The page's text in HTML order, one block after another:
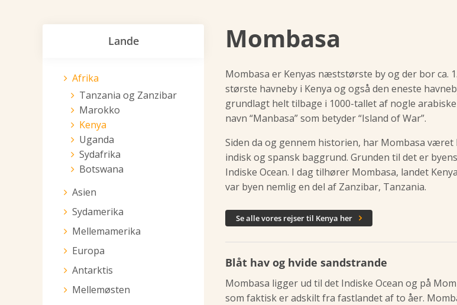
Mombasa
Mombasa er Kenyas næststørste by og der bor ca.
største havneby i Kenya og også den eneste
grundlagt helt tilbage i 1000-tallet af nogle
navn “Manbasa” som betyder “Island of War”.
Siden da og gennem historien, har Mombasa
indisk og spansk baggrund. Grunden til det er
Indiske Ocean. I dag tilhører Mombasa, landet
var byen nemlig en del af Zanzibar, Tanzania.
Se alle vores rejser til Kenya her 
Blåt hav og hvide sandstrande
Mombasa ligger ud til det Indiske Ocean og på
som faktisk er adskilt fra fastlandet af to åer.
Lande
Afrika
Tanzania og Zanzibar
Marokko
Kenya
Uganda
Sydafrika
Botswana
Asien
Sydamerika
Mellemamerika
Europa
Antarktis
Mellemøsten